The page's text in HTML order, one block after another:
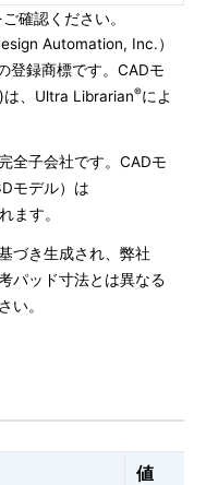
確認ください。
Automation, Inc.）
登録商標です。CADモ
、Ultra Librarian®によ
全子会社です。CADモ
モデル）は
ます。
づき生成され、弊社
パッド寸法とは異なる
い。
値